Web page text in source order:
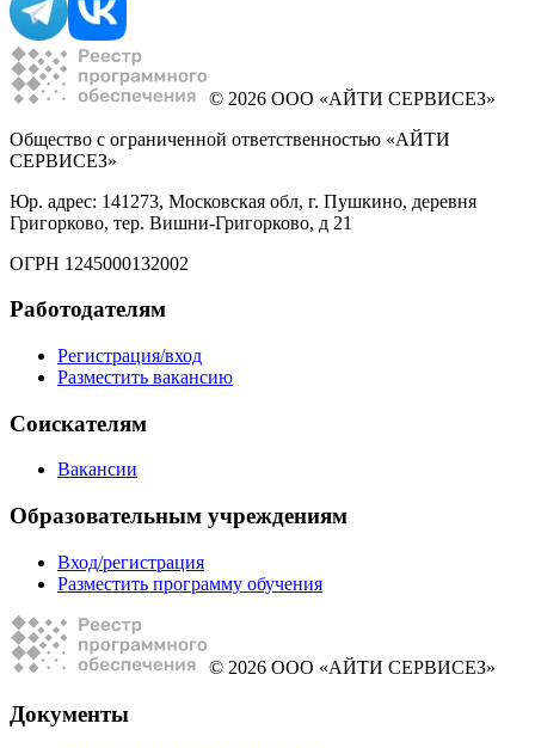
© 2026 ООО «АЙТИ СЕРВИСЕЗ»
Общество с ограниченной ответственностью «АЙТИ
СЕРВИСЕЗ»
Юр. адрес: 141273, Московская обл, г. Пушкино, деревня
Григорково, тер. Вишни-Григорково, д 21
ОГРН 1245000132002
Работодателям
Регистрация/вход
Разместить вакансию
Соискателям
Вакансии
Образовательным учреждениям
Вход/регистрация
Разместить программу обучения
© 2026 ООО «АЙТИ СЕРВИСЕЗ»
Документы